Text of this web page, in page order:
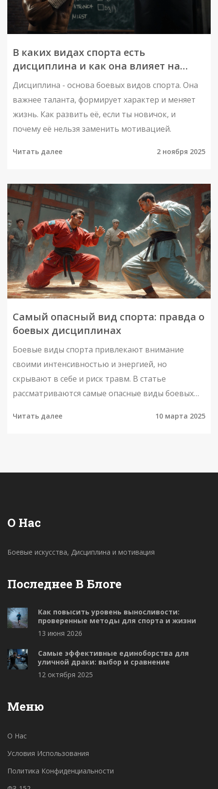
В каких видах спорта есть
дисциплина и как она влияет на
результат
Дисциплина - основа боевых видов спорта. Она
важнее таланта, формирует характер и меняет
жизнь. Как развить её, если ты новичок, и
почему её нельзя заменить мотивацией.
Читать далее 2 ноября 2025
Самый опасный вид спорта: правда о
боевых дисциплинах
Боевые виды спорта привлекают внимание
своими интенсивностью и энергией, но
скрывают в себе и риск травм. В статье
рассматриваются самые опасные виды боевых
снижению травматизма. Узнайте, какие
Читать далее 10 марта 2025
О Нас
Боевые искусства, Дисциплина и мотивация
Последнее В Блоге
Как повысить уровень выносливости:
проверенные методы для спорта и жизни
13 июня 2026
Самые эффективные единоборства для
уличной драки: выбор и сравнение
12 октября 2025
Меню
О Нас
Условия Использования
Политика Конфиденциальности